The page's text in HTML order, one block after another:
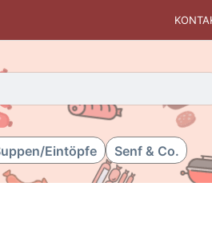
erscheinen automatisch erste
Eintöpfe Senf & Co.